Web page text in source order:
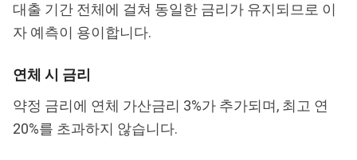
대출 기간 전체에 걸쳐 동일한 금리가 유지되므로 이
자 예측이 용이합니다.
연체 시 금리
약정 금리에 연체 가산금리 3%가 추가되며, 최고 연
20%를 초과하지 않습니다.